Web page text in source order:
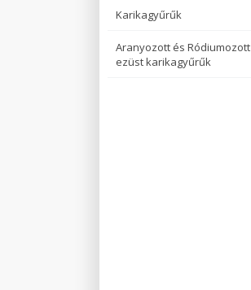
Karikagyűrűk
Aranyozott és Ródiumozott
ezüst karikagyűrűk